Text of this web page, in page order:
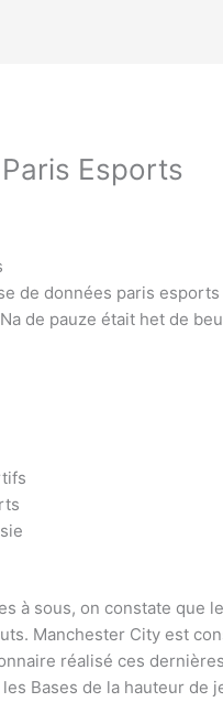
Esports
de données paris
de pauze était het de
à sous, on constate que
Manchester City est
réalisé ces
Bases de la hauteur de